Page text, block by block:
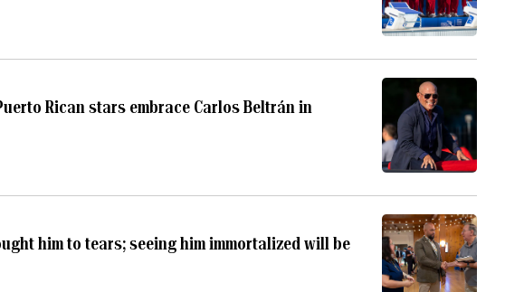
Rican stars embrace Carlos Beltrán in
him to tears; seeing him immortalized will be